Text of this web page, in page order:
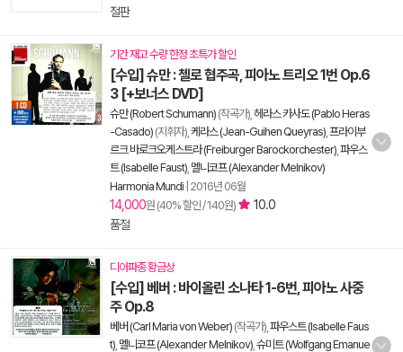
절판
기간 재고 수량 한정 초특가 할인
[수입] 슈만 : 첼로 협주곡, 피아노 트리오 1번 Op.6
3 [+보너스 DVD]
슈만 (Robert Schumann) (작곡가), 헤라스 카사도 (Pablo Heras
-Casado) (지휘자), 케라스 (Jean-Guihen Queyras) 프라이부
르크 바로크오케스트라 (Freiburger Barockorchester) 파우스
트 (Isabelle Faust) 멜니코프 (Alexander Melnikov)
Harmonia Mundi 2016년 06월
14,000원 (40% 할인 / 140원)
10.0
품절
디아파종 황금상
[수입] 베버 : 바이올린 소나타 1-6번, 피아노 사중
주 Op.8
베버 (Carl Maria von Weber) (작곡가), 파우스트 (Isabelle Faus
t) 멜니코프 (Alexander Melnikov) 슈미트 (Wolfgang Emanue